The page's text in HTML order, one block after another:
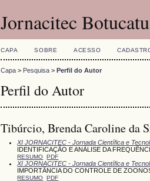
Jornacitec Botucatu
CAPA SOBRE ACESSO
Capa > Pesquisa >Perfil do Autor
Perfil do Autor
Tibúrcio, Brenda Caroline da
XI JORNACITEC - Jornada Científica e
IDENTIFICAÇÃO E ANÁLISE DA
RESUMO PDF
XI JORNACITEC - Jornada Científica e
IMPORTÂNCIA DO CONTROLE DE
RESUMO PDF